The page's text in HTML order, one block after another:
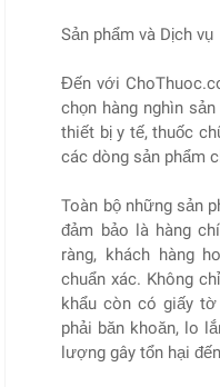
Sản phẩm và Dịch vụ
Đến với
chọn hàng nghìn
thiết bị y tế, thuốc
các dòng sản phẩm
Toàn bộ những sản
đảm bảo là hàng
ràng, khách hàng
chuẩn xác. Không
khẩu còn có giấy
phải băn khoăn, lo
lượng gây tổn hại